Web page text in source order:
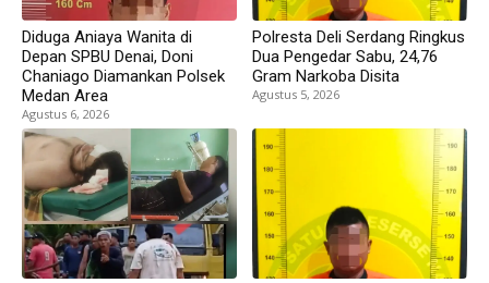
Diduga Aniaya Wanita di
Depan SPBU Denai, Doni
Chaniago Diamankan Polsek
Medan Area
Agustus 6, 2026
Polresta Deli Serdang Ringkus
Dua Pengedar Sabu, 24,76
Gram Narkoba Disita
Agustus 5, 2026